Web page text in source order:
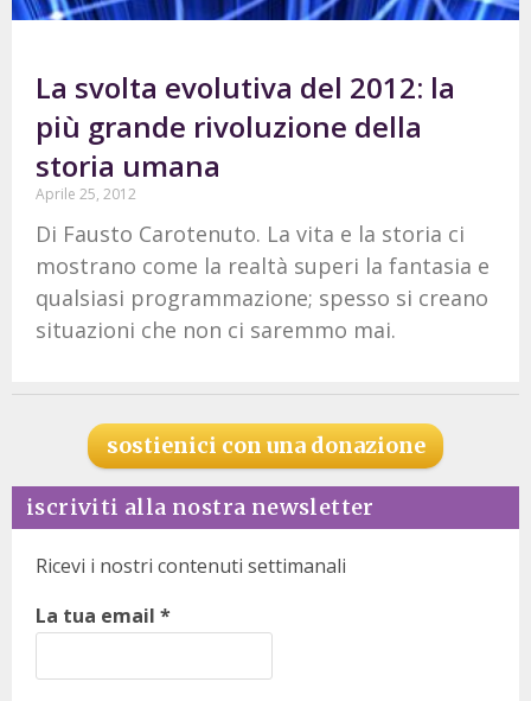
La svolta evolutiva del 2012: la
più grande rivoluzione della
storia umana
Aprile 25, 2012
Di Fausto Carotenuto. La vita e la storia ci
mostrano come la realtà superi la fantasia e
qualsiasi programmazione; spesso si creano
situazioni che non ci saremmo mai.
sostienici con una donazione
iscriviti alla nostra newsletter
Ricevi i nostri contenuti settimanali
La tua email *